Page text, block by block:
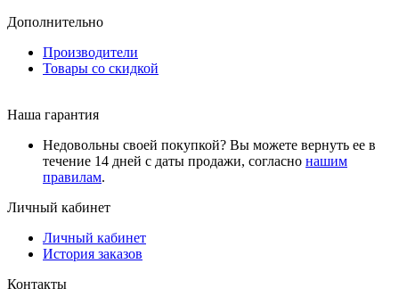
Дополнительно
Производители
Товары со скидкой
Наша гарантия
Недовольны своей покупкой? Вы можете вернуть ее в
течение 14 дней с даты продажи, согласно нашим
правилам.
Личный кабинет
Личный кабинет
История заказов
Контакты